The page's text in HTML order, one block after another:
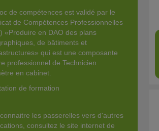
de compétences est validé par le
de Compétences Professionnelles
«Produire en DAO des plans
de bâtiments et
qui est une composante
professionnel de Technicien
en cabinet.
de formation
les passerelles vers d'autres
consultez le site internet de